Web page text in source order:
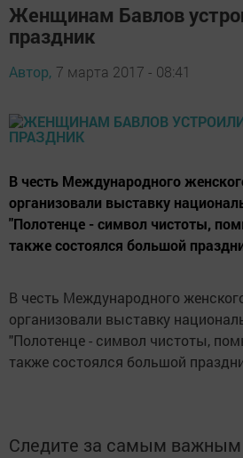
Женщинам Бавлов
праздник
Автор, 7 марта 2017 - 08:41
В честь Международного
организовали выставку
"Полотенце - символ чистоты,
также состоялся большой
В честь Международного
организовали выставку
"Полотенце - символ чистоты,
также состоялся большой
Следите за самым